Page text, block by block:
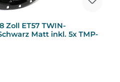
Zoll ET57 TWIN-
Matt inkl. 5x TMP-